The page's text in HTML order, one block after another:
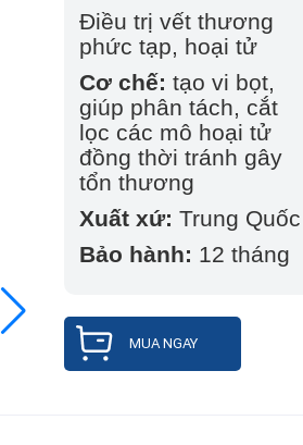
Điều trị vết thương
phức tạp, hoại tử
Cơ chế: tạo vi bọt,
giúp phân tách, cắt
lọc các mô hoại tử
đồng thời tránh gây
tổn thương
Xuất xứ: Trung Quốc
Bảo hành: 12 tháng
MUA NGAY